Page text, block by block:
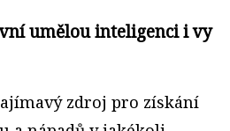
umělou inteligenci i vy
zdroj pro získání